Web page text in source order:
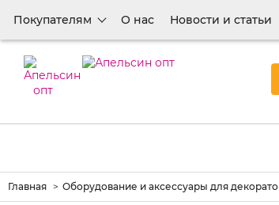
Покупателям О нас Новости и статьи
Главная Оборудование и аксессуары для